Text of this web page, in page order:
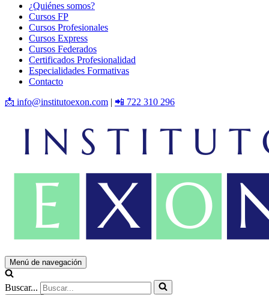
¿Quiénes somos?
Cursos FP
Cursos Profesionales
Cursos Express
Cursos Federados
Certificados Profesionalidad
Especialidades Formativas
Contacto
📩 info@institutoexon.com | 📲 722 310 296
Menú de navegación
Buscar...